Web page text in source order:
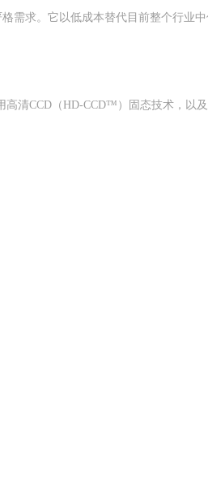
需求。它以低成本替代目前整个行业
清CCD（HD-CCD™）固态技术，以